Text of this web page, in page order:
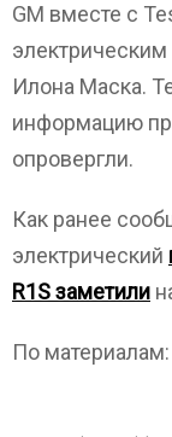
GM вместе с
Илона Маска.
информацию
опровергли.
Как ранее
электрический
R1S заметили
По материалам: